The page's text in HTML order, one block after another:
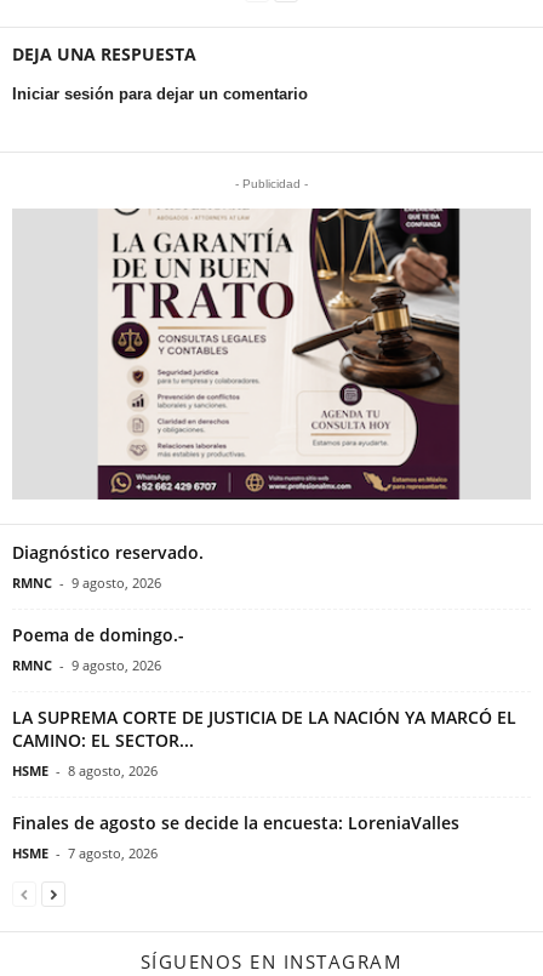
DEJA UNA RESPUESTA
Iniciar sesión para dejar un comentario
- Publicidad -
Diagnóstico reservado.
RMNC - 9 agosto, 2026
Poema de domingo.-
RMNC - 9 agosto, 2026
LA SUPREMA CORTE DE JUSTICIA DE LA NACIÓN YA MARCÓ EL
CAMINO: EL SECTOR...
HSME - 8 agosto, 2026
Finales de agosto se decide la encuesta: LoreniaValles
HSME - 7 agosto, 2026
SÍGUENOS EN INSTAGRAM